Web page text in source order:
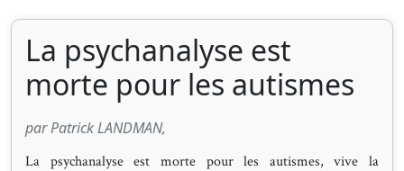
La psychanalyse est
morte pour les autismes
par Patrick LANDMAN,
La psychanalyse est morte pour les autismes, vive la